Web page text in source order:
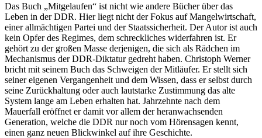
Das Buch „Mitgelaufen“ ist nicht wie andere Bücher über das
Leben in der DDR. Hier liegt nicht der Fokus auf Mangelwirtschaft,
einer allmächtigen Partei und der Staatssicherheit. Der Autor ist auch
kein Opfer des Regimes, dem schreckliches widerfahren ist. Er
gehört zu der großen Masse derjenigen, die sich als Rädchen im
Mechanismus der DDR-Diktatur gedreht haben. Christoph Werner
bricht mit seinem Buch das Schweigen der Mitläufer. Er stellt sich
seiner eigenen Vergangenheit und dem Wissen, dass er selbst durch
seine Zurückhaltung oder auch lautstarke Zustimmung das alte
System lange am Leben erhalten hat. Jahrzehnte nach dem
Mauerfall eröffnet er damit vor allem der heranwachsenden
Generation, welche die DDR nur noch vom Hörensagen kennt,
einen ganz neuen Blickwinkel auf ihre Geschichte.